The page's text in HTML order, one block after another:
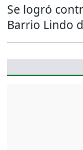
Se logró
Barrio Lindo